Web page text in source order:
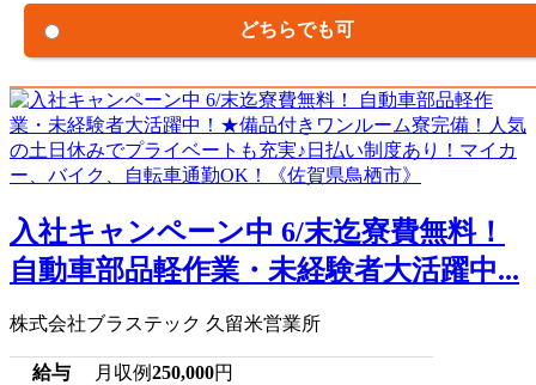
どちらでも可
入社キャンペーン中 6/末迄寮費無料！
自動車部品軽作業・未経験者大活躍中...
株式会社ブラステック 久留米営業所
給与 月収例250,000円